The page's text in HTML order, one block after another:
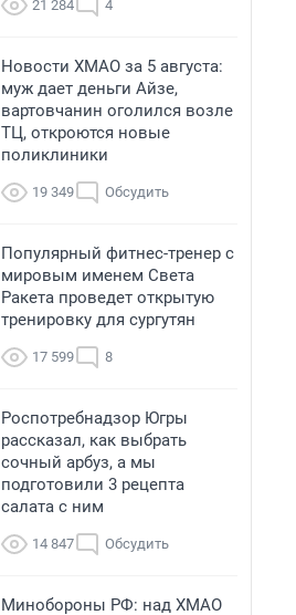
21 284 4
Новости ХМАО за 5 августа:
муж дает деньги Айзе,
вартовчанин оголился возле
ТЦ, откроются новые
поликлиники
19 349 Обсудить
Популярный фитнес-тренер с
мировым именем Света
Ракета проведет открытую
тренировку для сургутян
17 599 8
Роспотребнадзор Югры
рассказал, как выбрать
сочный арбуз, а мы
подготовили 3 рецепта
салата с ним
14 847 Обсудить
Минобороны РФ: над ХМАО